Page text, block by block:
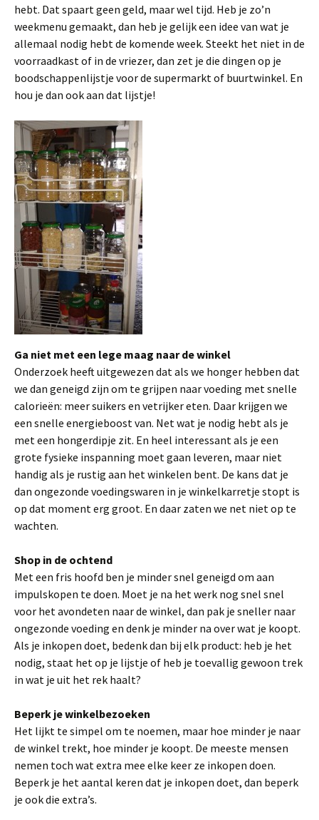
hebt. Dat spaart geen geld, maar wel tijd. Heb je zo’n
weekmenu gemaakt, dan heb je gelijk een idee van wat je
allemaal nodig hebt de komende week. Steekt het niet in de
voorraadkast of in de vriezer, dan zet je die dingen op je
boodschappenlijstje voor de supermarkt of buurtwinkel. En
hou je dan ook aan dat lijstje!
Ga niet met een lege maag naar de winkel
Onderzoek heeft uitgewezen dat als we honger hebben dat
we dan geneigd zijn om te grijpen naar voeding met snelle
calorieën: meer suikers en vetrijker eten. Daar krijgen we
een snelle energieboost van. Net wat je nodig hebt als je
met een hongerdipje zit. En heel interessant als je een
grote fysieke inspanning moet gaan leveren, maar niet
handig als je rustig aan het winkelen bent. De kans dat je
dan ongezonde voedingswaren in je winkelkarretje stopt is
op dat moment erg groot. En daar zaten we net niet op te
wachten.
Shop in de ochtend
Met een fris hoofd ben je minder snel geneigd om aan
impulskopen te doen. Moet je na het werk nog snel snel
voor het avondeten naar de winkel, dan pak je sneller naar
ongezonde voeding en denk je minder na over wat je koopt.
Als je inkopen doet, bedenk dan bij elk product: heb je het
nodig, staat het op je lijstje of heb je toevallig gewoon trek
in wat je uit het rek haalt?
Beperk je winkelbezoeken
Het lijkt te simpel om te noemen, maar hoe minder je naar
de winkel trekt, hoe minder je koopt. De meeste mensen
nemen toch wat extra mee elke keer ze inkopen doen.
Beperk je het aantal keren dat je inkopen doet, dan beperk
je ook die extra’s.